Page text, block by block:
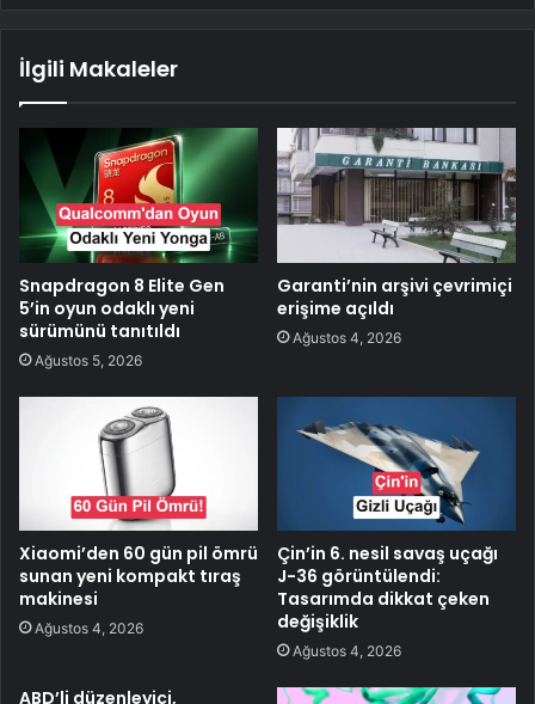
İlgili Makaleler
Snapdragon 8 Elite Gen
5’in oyun odaklı yeni
sürümünü tanıtıldı
Ağustos 5, 2026
Garanti’nin arşivi çevrimiçi
erişime açıldı
Ağustos 4, 2026
Xiaomi’den 60 gün pil ömrü
sunan yeni kompakt tıraş
makinesi
Ağustos 4, 2026
Çin’in 6. nesil savaş uçağı
J-36 görüntülendi:
Tasarımda dikkat çeken
değişiklik
Ağustos 4, 2026
ABD’li düzenleyici,